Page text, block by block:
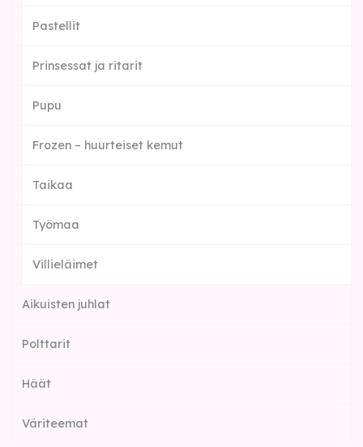
Pastellit
Prinsessat ja ritarit
Pupu
Frozen – huurteiset kemut
Taikaa
Työmaa
Villieläimet
Aikuisten juhlat
Polttarit
Häät
Väriteemat